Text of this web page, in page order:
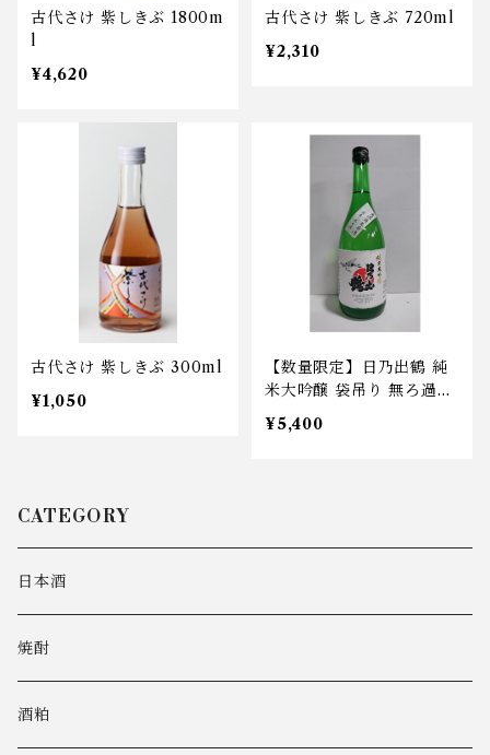
古代さけ 紫しきぶ 1800m
l
¥4,620
古代さけ 紫しきぶ 720ml
¥2,310
古代さけ 紫しきぶ 300ml
¥1,050
【数量限定】日乃出鶴 純
米大吟醸 袋吊り 無ろ過生
原酒 720ml
¥5,400
CATEGORY
日本酒
焼酎
酒粕